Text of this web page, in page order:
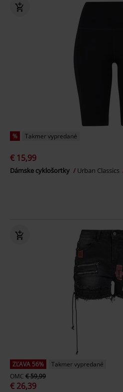
% Takmer vypredané
€ 15,99
Dámske cyklošortky Urban Classics
ZĽAVA 56%
Takmer vypredané
OMC € 59,99
€ 26,39